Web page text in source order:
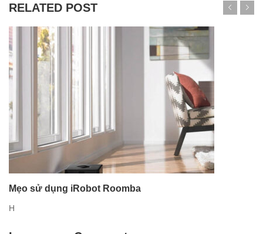
RELATED POST
Mẹo sử dụng iRobot Roomba
H